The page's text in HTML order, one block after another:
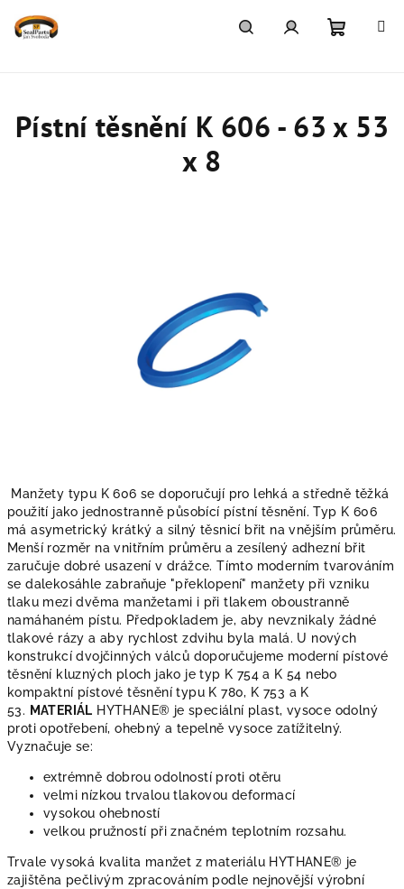
Manžety typu K 606 se doporučují pro lehká a středně těžká
použití jako jednostranně působící pístní těsnění. Typ K 606
má asymetrický krátký a silný těsnicí břit na vnějším průměru.
Menší rozměr na vnitřním průměru a zesílený adhezní břit
zaručuje dobré usazení v drážce. Tímto moderním tvarováním
se dalekosáhle zabraňuje "překlopení" manžety při vzniku
tlaku mezi dvěma manžetami i při tlakem oboustranně
namáhaném pístu. Předpokladem je, aby nevznikaly žádné
tlakové rázy a aby rychlost zdvihu byla malá. U nových
konstrukcí dvojčinných válců doporučujeme moderní pístové
těsnění kluzných ploch jako je typ K 754 a K 54 nebo
kompaktní pístové těsnění typu K 780, K 753 a K
53. MATERIÁL HYTHANE® je speciální plast, vysoce odolný
proti opotřebení, ohebný a tepelně vysoce zatížitelný.
Vyznačuje se:
extrémně dobrou odolností proti otěru
velmi nízkou trvalou tlakovou deformací
vysokou ohebností
velkou pružností při značném teplotním rozsahu.
Trvale vysoká kvalita manžet z materiálu HYTHANE® je
zajištěna pečlivým zpracováním podle nejnovější výrobní
Pístní těsnění K 606 - 63 x 53
x 8